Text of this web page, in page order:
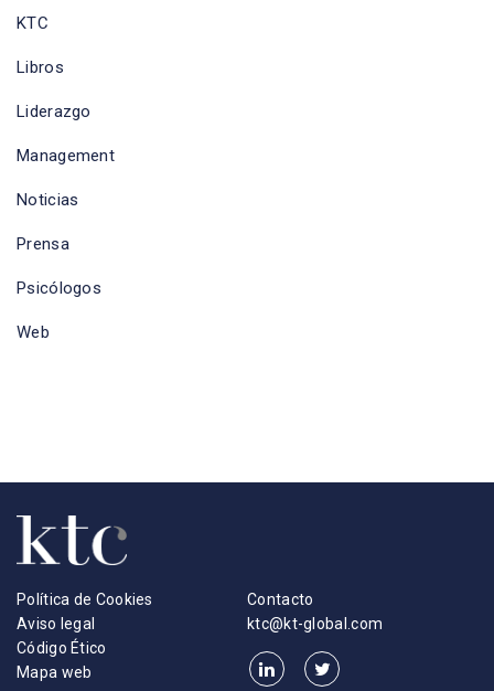
KTC
Libros
Liderazgo
Management
Noticias
Prensa
Psicólogos
Web
Política de Cookies
Aviso legal
Código Ético
Mapa web
Contacto
ktc@kt-global.com